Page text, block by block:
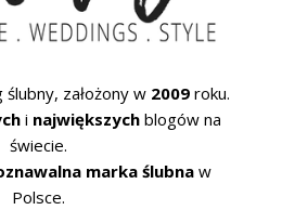
założony w 2009 roku.
i największychblogów na
świecie.
marka ślubnaw
Polsce.